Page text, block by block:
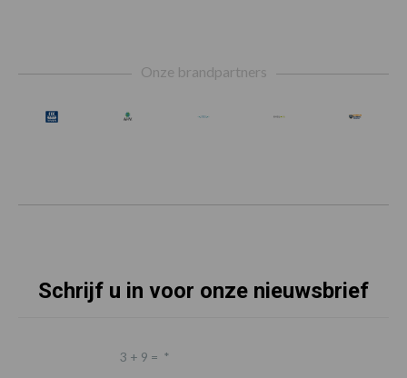
Onze brandpartners
Schrijf u in voor onze nieuwsbrief
3 + 9 = *